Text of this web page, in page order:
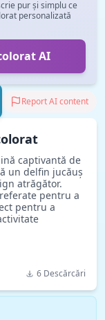
pur și simplu ce
personalizată
AI
Report AI content
captivantă de
un delfin jucăuș
atrăgător.
pentru a
pentru a
6 Descărcări